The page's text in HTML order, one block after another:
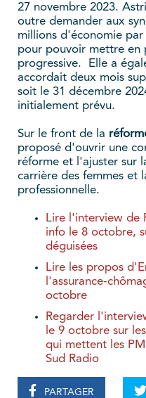
27 novembre 2023.
outre demander aux
millions d'économie
pour pouvoir mettre en
progressive. Elle a
accordait deux mois
soit le 31 décembre
initialement prévu.
Sur le front de la
proposé d'ouvrir une
réforme et l'ajuster sur
carrière des femmes et
professionnelle.
Lire l'interview de
info le 8 octobre,
déguisées
Lire les propos
l'assurance-
octobre
Regarder
le 9 octobre sur
qui mettent les
Sud Radio
PARTAGER